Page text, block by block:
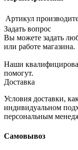
Артикул
Задать вопрос
Вы можете задать
или работе магазина.
Наши
помогут.
Доставка
Условия доставки,
индивидуальном
персональным
Самовывоз